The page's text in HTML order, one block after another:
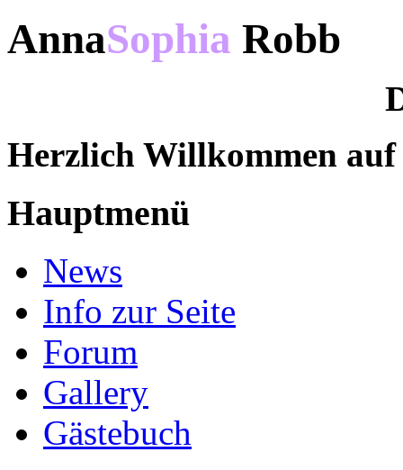
AnnaSophia Robb
Herzlich Willkommen
Hauptmenü
News
Info zur Seite
Forum
Gallery
Gästebuch